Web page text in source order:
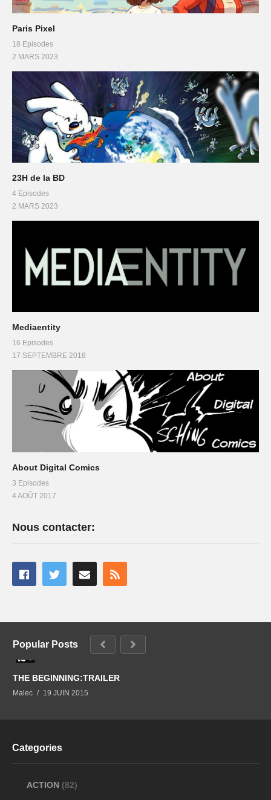
Paris Pixel
18 Episodes
2 MARS 2023
23H de la BD
4 Episodes
2 MARS 2023
Mediaentity
16 Episodes
17 SEPTEMBRE 2018
About Digital Comics
3 Episodes
4 AOÛT 2017
Nous contacter:
Popular Posts
0
THE BEGINNING:TRAILER
Malec 19 JUIN 2015
Categories
ACTION (82)